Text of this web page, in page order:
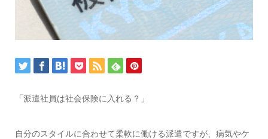
「派遣社員は社会保険に入れる？」
自分のスタイルに合わせて柔軟に働ける派遣ですが、病気やケ